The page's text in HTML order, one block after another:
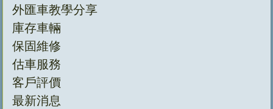
外匯車教學分享
庫存車輛
保固維修
估車服務
客戶評價
最新消息